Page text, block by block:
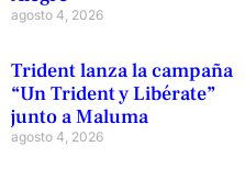
agosto 4, 2026
Trident lanza la campaña
“Un Trident y Libérate”
junto a Maluma
agosto 4, 2026